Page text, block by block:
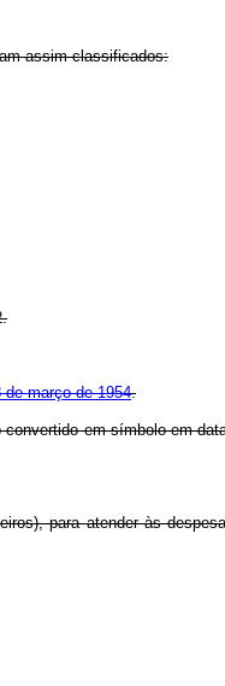
assim classificados:
de março de 1954.
em símbolo em
para atender às